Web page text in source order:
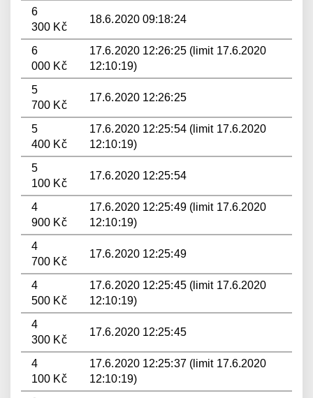
6
300 Kč
18.6.2020 09:18:24
6
000 Kč
17.6.2020 12:26:25 (limit 17.6.2020
12:10:19)
5
700 Kč
17.6.2020 12:26:25
5
400 Kč
17.6.2020 12:25:54 (limit 17.6.2020
12:10:19)
5
100 Kč
17.6.2020 12:25:54
4
900 Kč
17.6.2020 12:25:49 (limit 17.6.2020
12:10:19)
4
700 Kč
17.6.2020 12:25:49
4
500 Kč
17.6.2020 12:25:45 (limit 17.6.2020
12:10:19)
4
300 Kč
17.6.2020 12:25:45
4
100 Kč
17.6.2020 12:25:37 (limit 17.6.2020
12:10:19)